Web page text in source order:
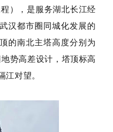
），是服务湖北长江经
汉都市圈同城化发展的
的南北主塔高度分别为
势高差设计，塔顶标高
对望。